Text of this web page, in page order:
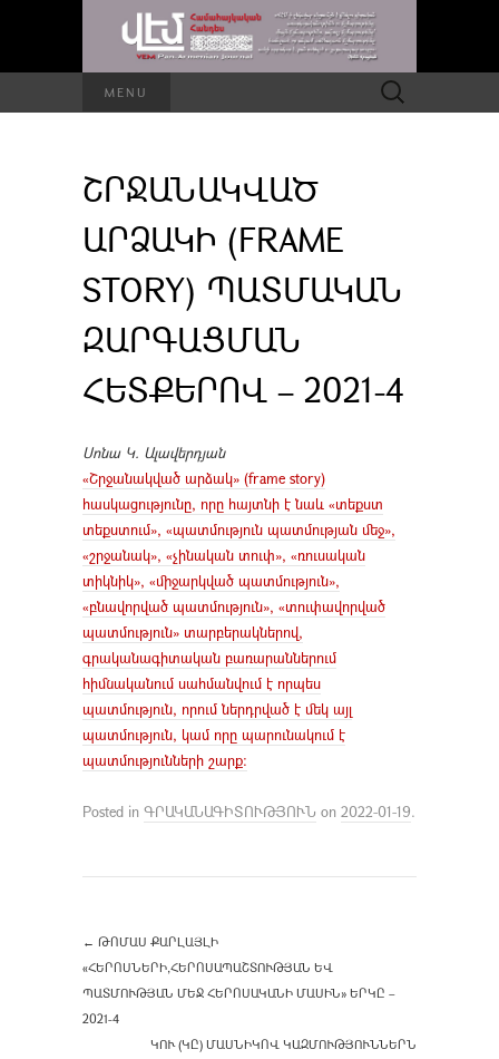
MENU Որոնել՝
ՇՐՋԱՆԱԿՎԱԾ
ԱՐՁԱԿԻ (FRAME
STORY) ՊԱՏՄԱԿԱՆ
ԶԱՐԳԱՑՄԱՆ
ՀԵՏՔԵՐՈՎ – 2021-4
Սոնա Կ. Ալավերդյան
«Շրջանակված արձակ» (frame story)
հասկացությունը, որը հայտնի է նաև «տեքստ
տեքստում», «պատմություն պատմության մեջ»,
«շրջանակ», «չինական տուփ», «ռուսական
տիկնիկ», «միջարկված պատմություն»,
«բնավորված պատմություն», «տուփավորված
պատմություն» տարբերակներով,
գրականագիտական բառարաններում
հիմնականում սահմանվում է որպես
պատմություն, որում ներդրված է մեկ այլ
պատմություն, կամ որը պարունակում է
պատմությունների շարք:
Posted in ԳՐԱԿԱՆԱԳԻՏՈՒԹՅՈՒՆ on 2022-01-19.
← ԹՈՄԱՍ ՔԱՐԼԱՅԼԻ
«ՀԵՐՈՍՆԵՐԻ,ՀԵՐՈՍԱՊԱՇՏՈՒԹՅԱՆ ԵՎ
ՊԱՏՄՈՒԹՅԱՆ ՄԵՋ ՀԵՐՈՍԱԿԱՆԻ ՄԱՍԻՆ» ԵՐԿԸ –
2021-4
ԿՈՒ (ԿԸ) ՄԱՍՆԻԿՈՎ ԿԱԶՄՈՒԹՅՈՒՆՆԵՐՆ